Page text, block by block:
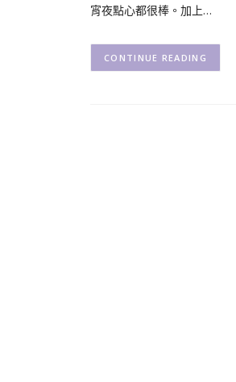
宵夜點心都很棒。加上…
CONTINUE READING